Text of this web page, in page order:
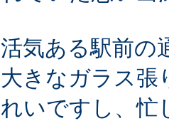
活気ある駅前の
大きなガラス張
れいですし、忙